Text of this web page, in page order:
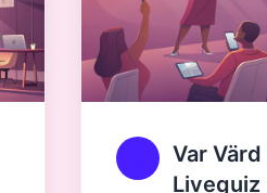
Var
Livequiz